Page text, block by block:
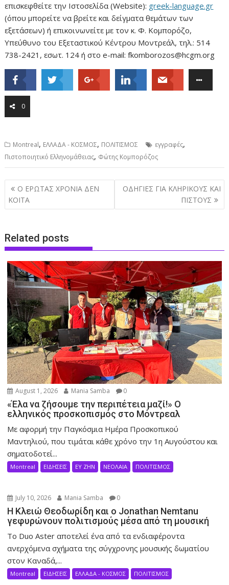
επισκεφθείτε την Ιστοσελίδα (Website): greek-language.gr
(όπου μπορείτε να βρείτε και δείγματα θεμάτων των
εξετάσεων) ή επικοινωνείτε με τον κ. Φ. Κομπορόζο,
Υπεύθυνο του Εξεταστικού Κέντρου Μοντρεάλ, τηλ.: 514
738-2421, εσωτ. 124 ή στο e-mail: fkomborozos@hcgm.org
0
Montreal, ΕΛΛΑΔΑ - ΚΟΣΜΟΣ, ΠΟΛΙΤΙΣΜΟΣ εγγραφές,
Πιστοποιητικό Ελληνομάθειας, Φώτης Κομπορόζος
Post
navigation
Ο ΕΡΩΤΑΣ ΧΡΟΝΙΑ ΔΕΝ
ΚΟΙΤΑ
ΟΔΗΓΙΕΣ ΓΙΑ ΚΛΗΡΙΚΟΥΣ ΚΑΙ
ΠΙΣΤΟΥΣ
Related posts
August 1, 2026 Mania Samba 0
«Έλα να ζήσουμε την περιπέτεια μαζί!» Ο
ελληνικός προσκοπισμός στο Μόντρεαλ
Με αφορμή την Παγκόσμια Ημέρα Προσκοπικού
Μαντηλιού, που τιμάται κάθε χρόνο την 1η Αυγούστου και
σηματοδοτεί...
Montreal ΕΙΔΗΣΕΙΣ ΕΥ ΖΗΝ ΝΕΟΛΑΙΑ ΠΟΛΙΤΙΣΜΟΣ
July 10, 2026 Mania Samba 0
Η Κλειώ Θεοδωρίδη και ο Jonathan Nemtanu
γεφυρώνουν πολιτισμούς μέσα από τη μουσική
Το Duo Aster αποτελεί ένα από τα ενδιαφέροντα
ανερχόμενα σχήματα της σύγχρονης μουσικής δωματίου
στον Καναδά,...
Montreal ΕΙΔΗΣΕΙΣ ΕΛΛΑΔΑ - ΚΟΣΜΟΣ ΠΟΛΙΤΙΣΜΟΣ